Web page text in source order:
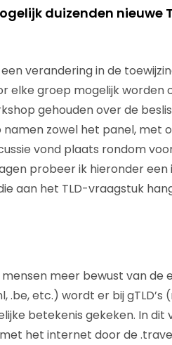
duizenden nieuwe
verandering in de
groep mogelijk worden
gehouden over de
namen zowel het panel, met
vond plaats rondom
probeer ik hieronder
aan het TLD-vraagstuk
meer bewust van de
.be, etc.) wordt er bij
betekenis gekeken. In
het internet door de